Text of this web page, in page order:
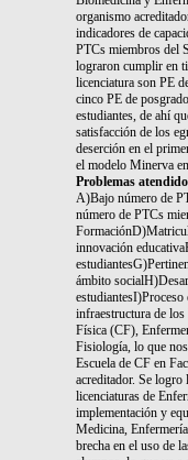
organismo
indicadores de
PTCs miembros del
lograron cumplir en
licenciatura son PE
cinco PE de
estudiantes, de ahí
satisfacción de los
deserción en el
el modelo Minerva
Problemas
A)Bajo número de
número de PTCs
innovación
ámbito
estudiantesI)Proceso
infraestructura de
Física (CF),
Fisiología, lo que
Escuela de CF en
acreditador. Se logro
licenciaturas de
implementación y
Medicina,
brecha en el uso de